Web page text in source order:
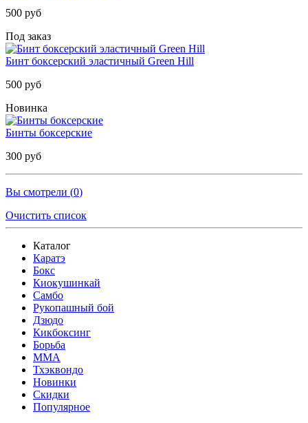
500 руб
Под заказ
Бинт боксерский эластичный Green Hill
500 руб
Новинка
Бинты боксерские
300 руб
Вы смотрели (0)
Очистить список
Каталог
Каратэ
Бокс
Киокушинкай
Самбо
Рукопашный бой
Дзюдо
Кикбоксинг
Борьба
MMA
Тхэквондо
Новинки
Скидки
Популярное